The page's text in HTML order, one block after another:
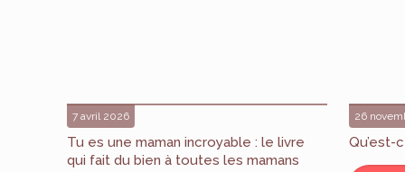
7 avril 2026
Tu es une maman incroyable : le livre
qui fait du bien à toutes les mamans
26
Qu’est-